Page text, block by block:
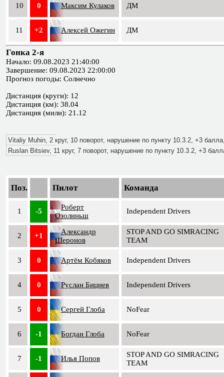
10 0 Максим Кулаков ДМ
11 +2 Алексей Ожегин ДМ
Гонка 2-я
Начало: 09.08.2023 21:40:00
Завершение: 09.08.2023 22:00:00
Прогноз погоды: Солнечно
Дистанция (круги): 12
Дистанция (км): 38.04
Дистанция (мили): 21.12
Vitaliy Muhin, 2 круг, 10 поворот, нарушение по пункту 10.3.2, +3
Ruslan Bitsiev, 11 круг, 7 поворот, нарушение по пункту 10.3.2, +3
Поз. Пилот Команда
1 -5
Роберт
Озолиньш
Independent Drivers
2 +1
Александр
Шеронов
STOP AND GO SIMRACING
TEAM
3 0 Артём Кобяков Independent Drivers
4 0 Руслан Бициев Independent Drivers
5 0 Сергей Глоба NoFear
6 -1 Богдан Глоба NoFear
7 -1 Илья Попов
STOP AND GO SIMRACING
TEAM